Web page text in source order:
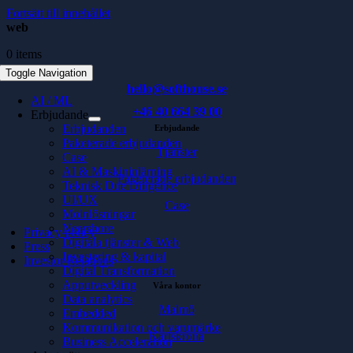
Fortsätt till innehållet
Toggle Navigation
AI / ML
Erbjudande
Erbjudanden
Paketerade erbjudanden
Case
AI & Maskininlärning
Teknisk Due Diligence
UI/UX
Molnlösningar
Nearshore
Digitala tjänster & Web
Investering & kapital
Digital Transformation
Apputveckling
Data analytics
Embedded
Kommunikation och varumärke
Business Acceleration
web
0 items
hello@softhouse.se
+46 40 664 39 00
Erbjudande
Tjänster
Paketerade erbjudanden
Case
Privacy policy
Press
Investor Relations
Våra kontor
Malmö
Karlskrona